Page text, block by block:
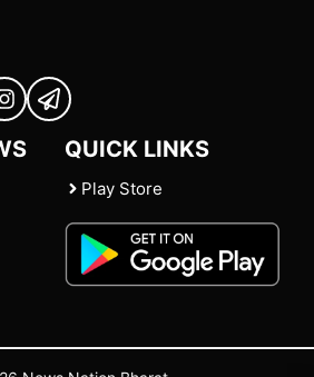
QUICK LINKS
Play Store